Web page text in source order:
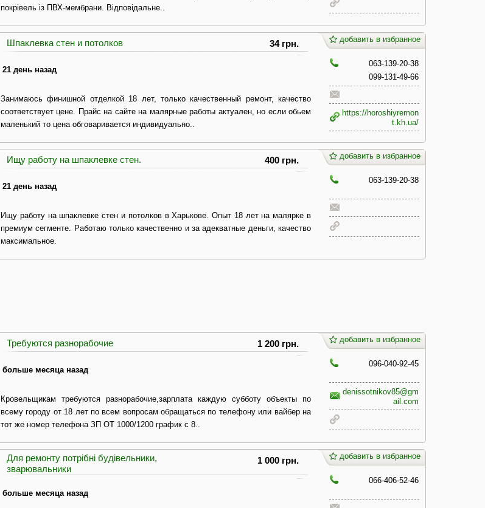
покрівель із ПВХ-мембрани. Відповідальне..
Шпаклевка стен и потолков 34 грн.
21 день назад
Занимаюсь финишной отделкой 18 лет, только качественный ремонт, качество
соответствует цене. Прайс на сайте на малярные работы актуален, но если обьем
маленький то цена обговаривается индивидуально..
добавить в избранное
063-139-20-38
099-131-49-66
https://horoshiyremon
t.kh.ua/
Ищу работу на шпаклевке стен. 400 грн.
21 день назад
Ищу работу на шпаклевке стен и потолков в Харькове. Опыт 18 лет на малярке в
премиум сегменте. Работаю только качественно и за адекватные деньги, качество
максимальное.
добавить в избранное
063-139-20-38
Требуются разнорабочие 1 200 грн.
больше месяца назад
Кровельщикам требуются разнорабочие,зарплата каждую субботу объекты по
всему городу от 18 лет по всем вопросам обращаться по телефону или вайбер на
тот же номер телефона ЗП ОТ 1000/1200 график с 8..
добавить в избранное
096-040-92-45
denissotnikov85@gm
ail.com
Для ремонту потрібні будівельники,
зварювальники
1 000 грн.
больше месяца назад
добавить в избранное
066-406-52-46